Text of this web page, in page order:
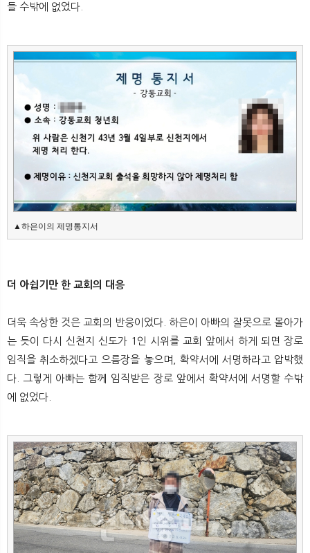
들 수밖에 없었다.
▲하은이의 제명통지서
더 아쉽기만 한 교회의 대응
더욱 속상한 것은 교회의 반응이었다. 하은이 아빠의 잘못으로 몰아가
는 듯이 다시 신천지 신도가 1인 시위를 교회 앞에서 하게 되면 장로
임직을 취소하겠다고 으름장을 놓으며, 확약서에 서명하라고 압박했
다. 그렇게 아빠는 함께 임직받은 장로 앞에서 확약서에 서명할 수밖
에 없었다.